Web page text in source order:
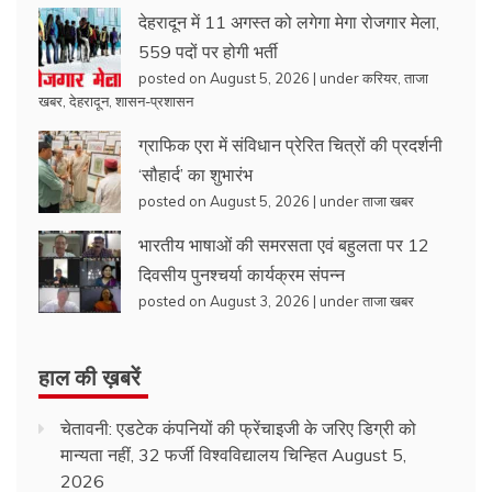
देहरादून में 11 अगस्त को लगेगा मेगा रोजगार मेला,
559 पदों पर होगी भर्ती
posted on August 5, 2026 | underकरियर ताजा
खबर देहरादून, शासन-प्रशासन
ग्राफिक एरा में संविधान प्रेरित चित्रों की प्रदर्शनी
‘सौहार्द’ का शुभारंभ
posted on August 5, 2026 | underताजा खबर
भारतीय भाषाओं की समरसता एवं बहुलता पर 12
दिवसीय पुनश्चर्या कार्यक्रम संपन्न
posted on August 3, 2026 | underताजा खबर
हाल की ख़बरें
चेतावनी: एडटेक कंपनियों की फ्रेंचाइजी के जरिए डिग्री को
मान्यता नहीं, 32 फर्जी विश्वविद्यालय चिन्हित August 5,
2026